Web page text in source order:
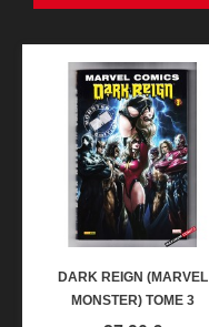
DARK REIGN (MARVEL
MONSTER) TOME 3